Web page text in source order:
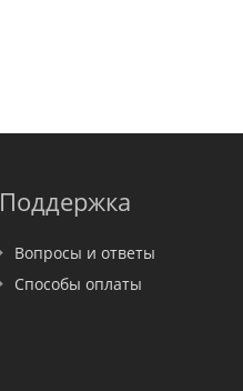
Поддержка
Вопросы и ответы
Способы оплаты